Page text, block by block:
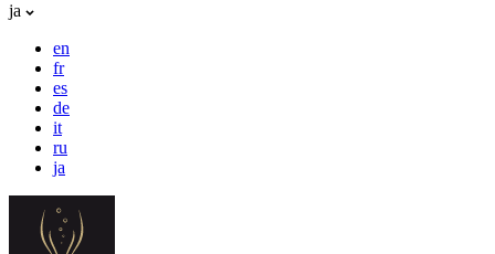
ja
en
fr
es
de
it
ru
ja